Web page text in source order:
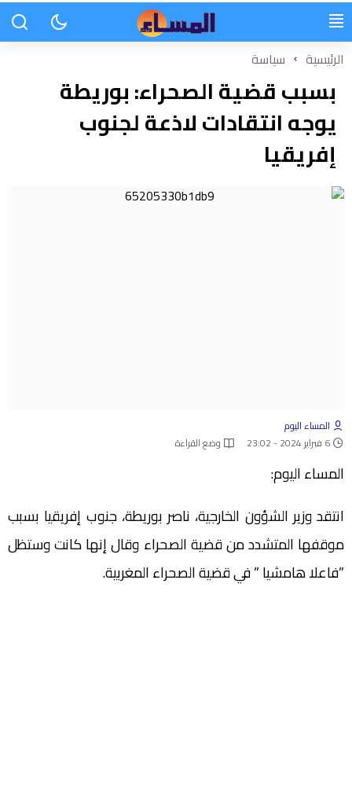
الرئيسية سياسة
بسبب قضية الصحراء: بوريطة
يوجه انتقادات لاذعة لجنوب
إفريقيا
المساء اليوم
6 فبراير 2024 - 23:02
وضع القراءة
المساء اليوم:
انتقد وزير الشؤون الخارجية، ناصر بوريطة، جنوب إفريقيا بسبب
موقفها المتشدد من قضية الصحراء وقال إنها كانت وستظل
”فاعلا هامشيا ” في قضية الصحراء المغربية.